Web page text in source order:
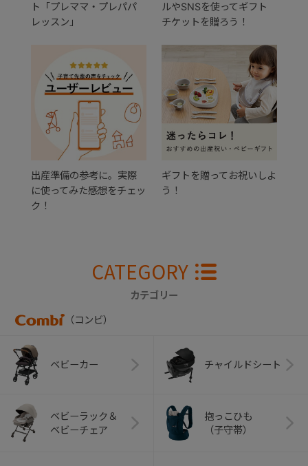
ト「プレママ・プレパパ
レッスン」
ルやSNSを使ってギフト
チケットを贈ろう！
出産準備の参考に。実際
に使ってみた感想をチェッ
ク！
ギフトを贈ってお祝いしよ
う！
CATEGORY
カテゴリー
（コンビ）
ベビーカー チャイルドシート
ベビーラック＆
ベビーチェア
抱っこひも
（子守帯）